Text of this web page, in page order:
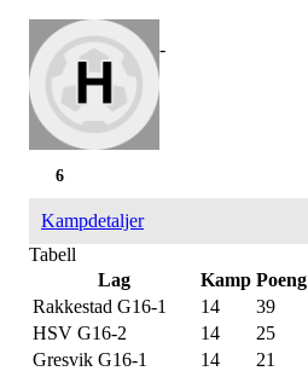
-
6
Kampdetaljer
Tabell
Lag
Kamp Poeng
Rakkestad G16-1
14
39
HSV G16-2
14
25
Gresvik G16-1
14
21